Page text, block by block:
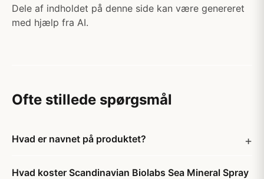
Dele af indholdet på denne side kan være genereret
med hjælp fra AI.
Ofte stillede spørgsmål
Hvad er navnet på produktet?
Hvad koster Scandinavian Biolabs Sea Mineral Spray